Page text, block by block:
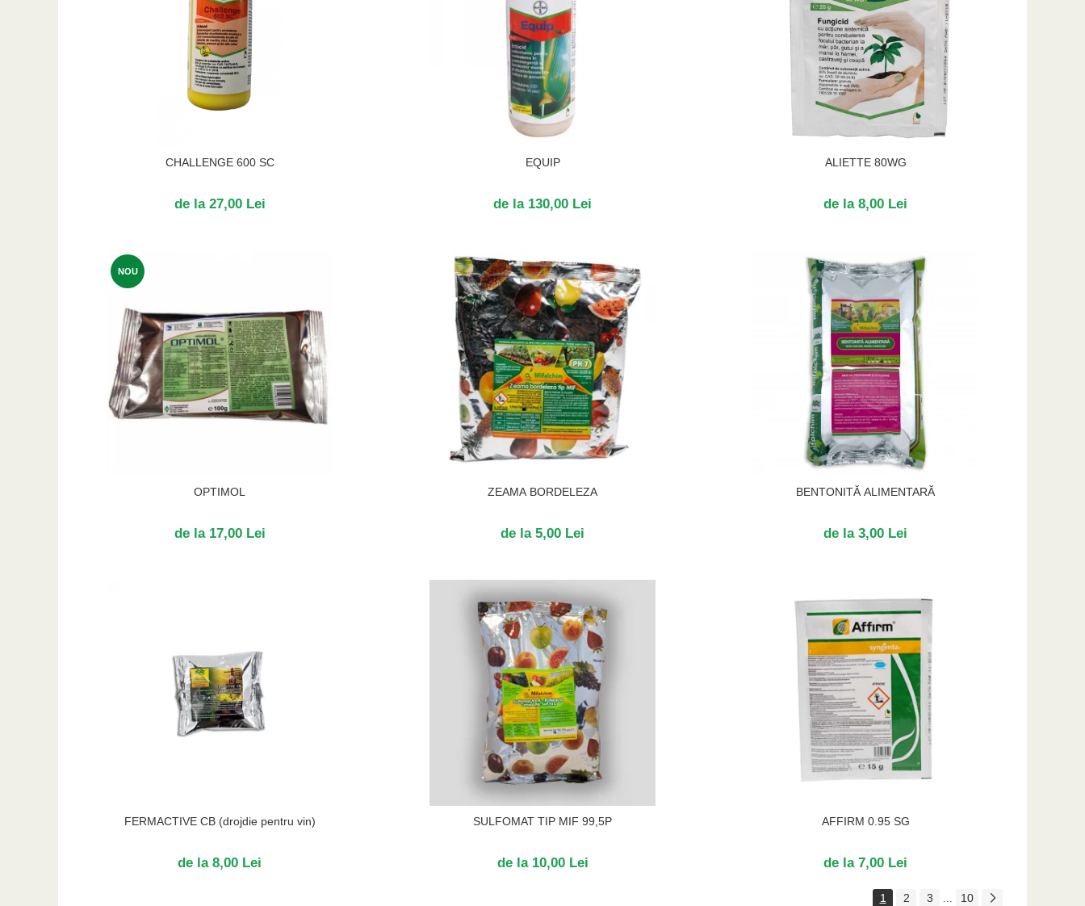
CHALLENGE 600 SC
de la 27,00 Lei
EQUIP
de la 130,00 Lei
ALIETTE 80WG
de la 8,00 Lei
NOU
OPTIMOL
de la 17,00 Lei
ZEAMA BORDELEZA
de la 5,00 Lei
BENTONITĂ ALIMENTARĂ
de la 3,00 Lei
FERMACTIVE CB (drojdie pentru vin)
de la 8,00 Lei
SULFOMAT TIP MIF 99,5P
de la 10,00 Lei
AFFIRM 0.95 SG
de la 7,00 Lei
1 2 3 ... 10